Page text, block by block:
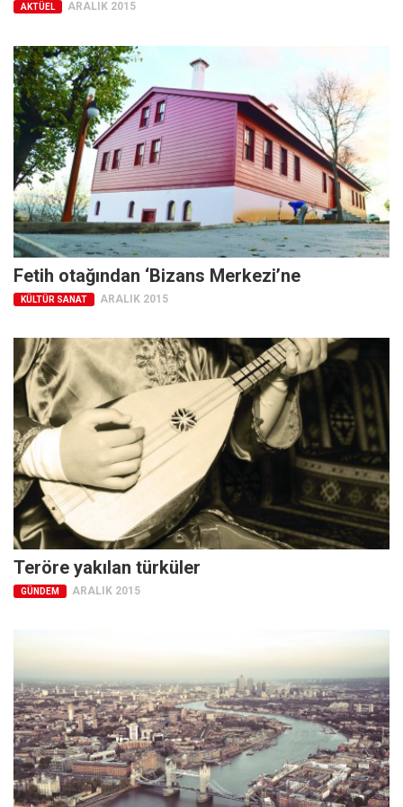
Amerika
Tarih
Düşünce
Dosyalar
AKTÜEL ARALIK 2015
Fetih otağından ‘Bizans Merkezi’ne
KÜLTÜR SANAT ARALIK 2015
Teröre yakılan türküler
GÜNDEM ARALIK 2015